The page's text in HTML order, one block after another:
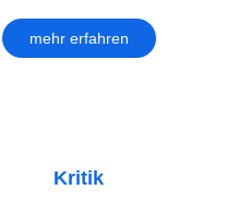
mehr erfahren
Kritik